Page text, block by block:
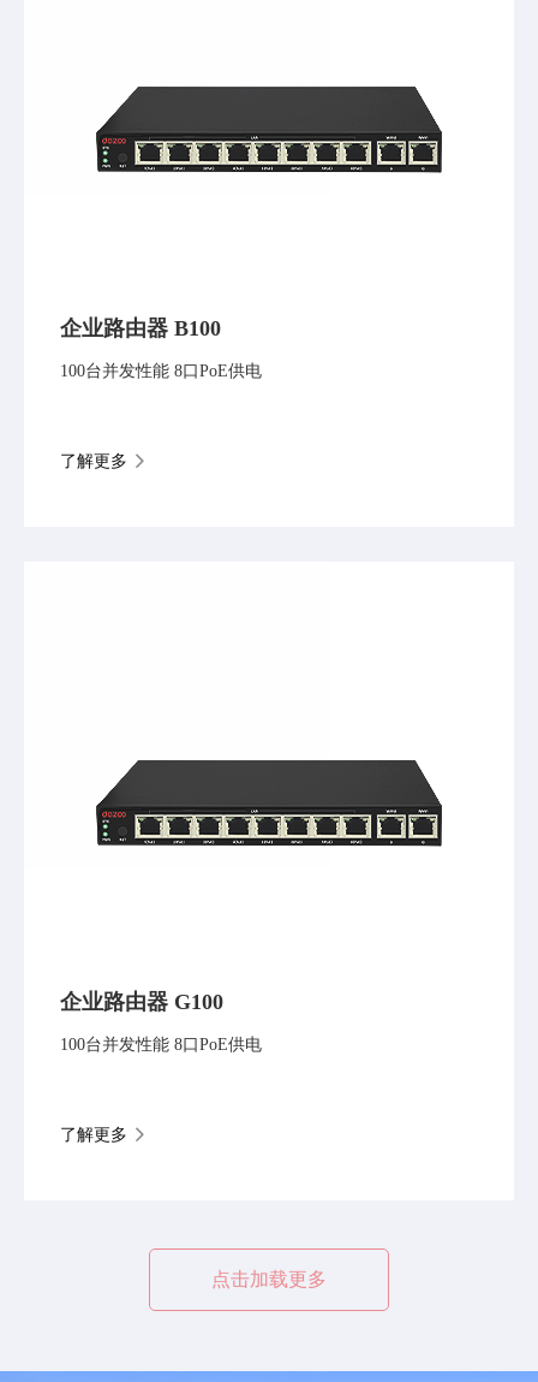
企业路由器 B100
100台并发性能 8口PoE供电
了解更多
企业路由器 G100
100台并发性能 8口PoE供电
了解更多
点击加载更多